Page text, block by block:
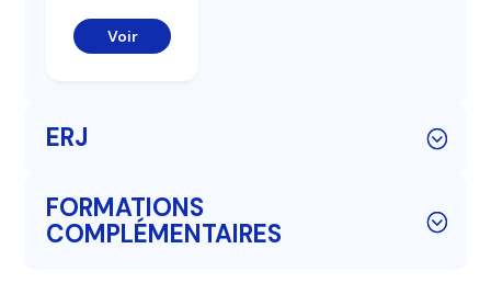
Voir
ERJ
FORMATIONS
COMPLÉMENTAIRES